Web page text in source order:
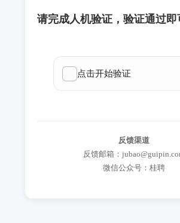
请完成人机验证，验证通过即
反馈渠道
反馈邮箱：
微信公众号：桂聘